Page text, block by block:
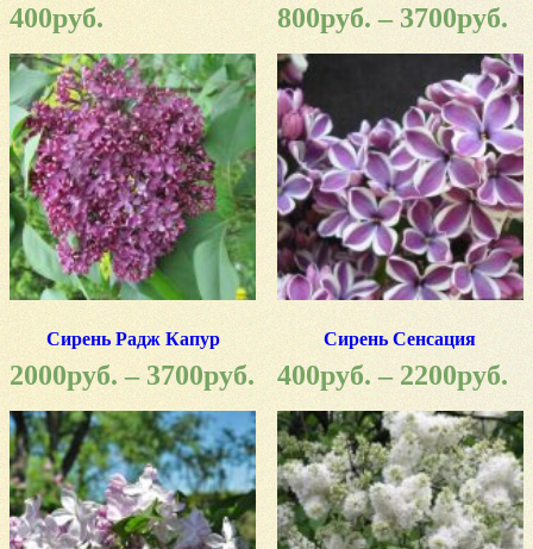
400руб. 800руб. – 3700руб.
Сирень Радж Капур
2000руб.– 3700руб.
Сирень Сенсация
400руб. – 2200руб.